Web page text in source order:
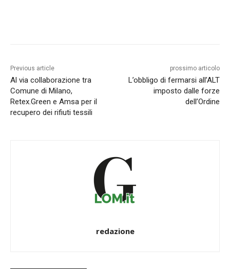
Previous article
Al via collaborazione tra
Comune di Milano,
Retex.Green e Amsa per il
recupero dei rifiuti tessili
prossimo articolo
L’obbligo di fermarsi all’ALT
imposto dalle forze
dell’Ordine
redazione